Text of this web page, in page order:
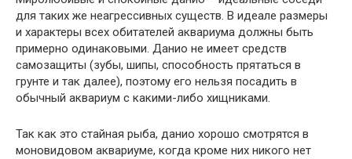
для таких же неагрессивных существ. В идеале размеры
и характеры всех обитателей аквариума должны быть
примерно одинаковыми. Данио не имеет средств
самозащиты (зубы, шипы, способность прятаться в
грунте и так далее), поэтому его нельзя посадить в
обычный аквариум с какими-либо хищниками.
Так как это стайная рыба, данио хорошо смотрятся в
моновидовом аквариуме, когда кроме них никого нет